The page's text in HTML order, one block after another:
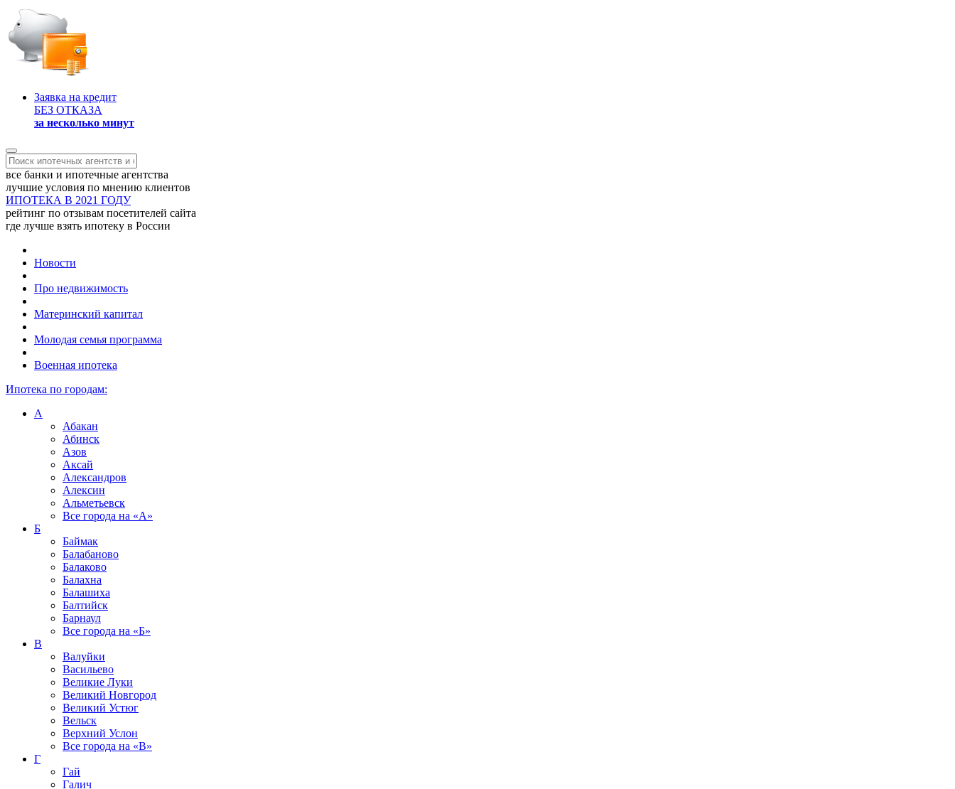
Заявка на кредит
БЕЗ ОТКАЗА
за несколько минут
все банки и ипотечные агентства
лучшие условия по мнению клиентов
ИПОТЕКА В 2021 ГОДУ
рейтинг по отзывам посетителей сайта
где лучше взять ипотеку в России
Новости
Про недвижимость
Материнский капитал
Молодая семья программа
Военная ипотека
Ипотека по городам:
А
Абакан
Абинск
Азов
Аксай
Александров
Алексин
Альметьевск
Все города на «А»
Б
Баймак
Балабаново
Балаково
Балахна
Балашиха
Балтийск
Барнаул
Все города на «Б»
В
Валуйки
Васильево
Великие Луки
Великий Новгород
Великий Устюг
Вельск
Верхний Услон
Все города на «В»
Г
Гай
Галич